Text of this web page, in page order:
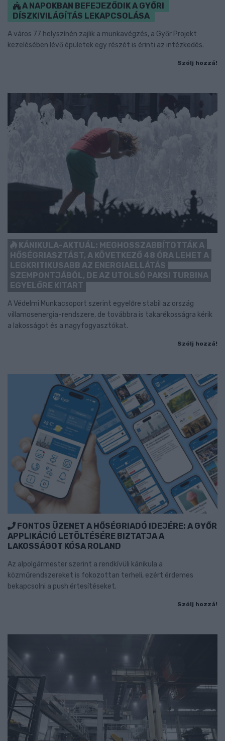
A NAPOKBAN BEFEJEZŐDIK A GYŐRI
DÍSZKIVILÁGÍTÁS LEKAPCSOLÁSA
A város 77 helyszínén zajlik a munkavégzés, a Győr Projekt
kezelésében lévő épületek egy részét is érinti az intézkedés.
Szólj hozzá!
KÁNIKULA-AKTUÁL: MEGHOSSZABBÍTOTTÁK A
HŐSÉGRIASZTÁST, A KÖVETKEZŐ 48 ÓRA LEHET A
LEGKRITIKUSABB AZ ENERGIAELLÁTÁS
SZEMPONTJÁBÓL, DE AZ UTOLSÓ PAKSI TURBINA
EGYELŐRE KITART
A Védelmi Munkacsoport szerint egyelőre stabil az ország
villamosenergia-rendszere, de továbbra is takarékosságra kérik
a lakosságot és a nagyfogyasztókat.
Szólj hozzá!
FONTOS ÜZENET A HŐSÉGRIADÓ IDEJÉRE: A GYŐR
APPLIKÁCIÓ LETÖLTÉSÉRE BIZTATJA A
LAKOSSÁGOT KÓSA ROLAND
Az alpolgármester szerint a rendkívüli kánikula a
közműrendszereket is fokozottan terheli, ezért érdemes
bekapcsolni a push értesítéseket.
Szólj hozzá!